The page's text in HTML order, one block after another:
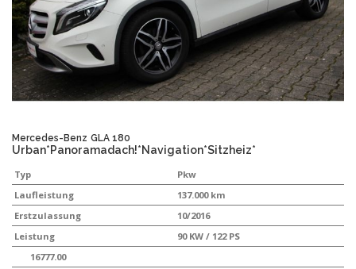
Mercedes-Benz GLA 180
Urban*Panoramadach!*Navigation*Sitzheiz*
Typ
Pkw
Laufleistung
137.000 km
Erstzulassung
10/2016
Leistung
90 KW / 122 PS
16777.00